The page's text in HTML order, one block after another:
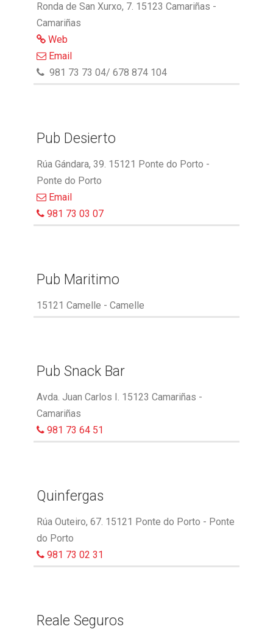
Ronda de San Xurxo, 7. 15123 Camariñas -
Camariñas
Web
Email
981 73 73 04/ 678 874 104
Pub Desierto
Rúa Gándara, 39. 15121 Ponte do Porto -
Ponte do Porto
Email
981 73 03 07
Pub Maritimo
15121 Camelle - Camelle
Pub Snack Bar
Avda. Juan Carlos I. 15123 Camariñas -
Camariñas
981 73 64 51
Quinfergas
Rúa Outeiro, 67. 15121 Ponte do Porto - Ponte
do Porto
981 73 02 31
Reale Seguros